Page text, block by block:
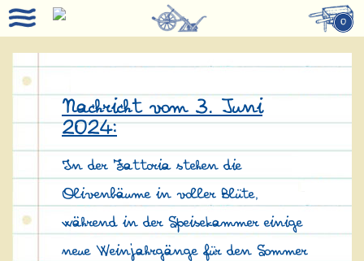
0
Nachricht vom 3. Juni
2024:
In der Fattoria stehen die
Olivenbäume in voller Blüte,
während in der Speisekammer einige
neue Weinjahrgänge für den Sommer